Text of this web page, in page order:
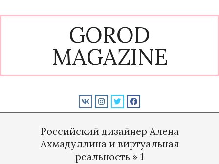
to
GOROD
MAGAZINE
Российский дизайнер Алена
Ахмадуллина и виртуальная
реальность » 1